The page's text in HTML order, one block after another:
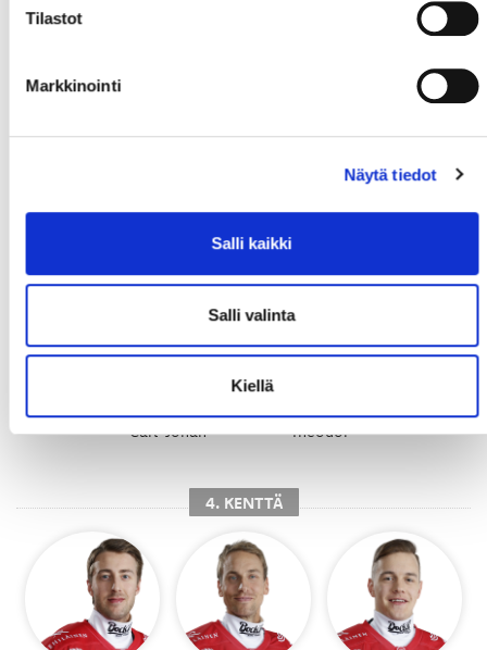
Tilastot
Markkinointi
Näytä tiedot
Salli kaikki
Salli valinta
Kiellä
#63
Heikkinen,
Carl-Johan
#16
Theodor
4. KENTTÄ